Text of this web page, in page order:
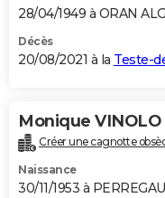
28/04/1949 à ORAN
Décès
20/08/2021 à la Teste-
Monique VINOLO
Créer une cagnotte
Naissance
30/11/1953 à